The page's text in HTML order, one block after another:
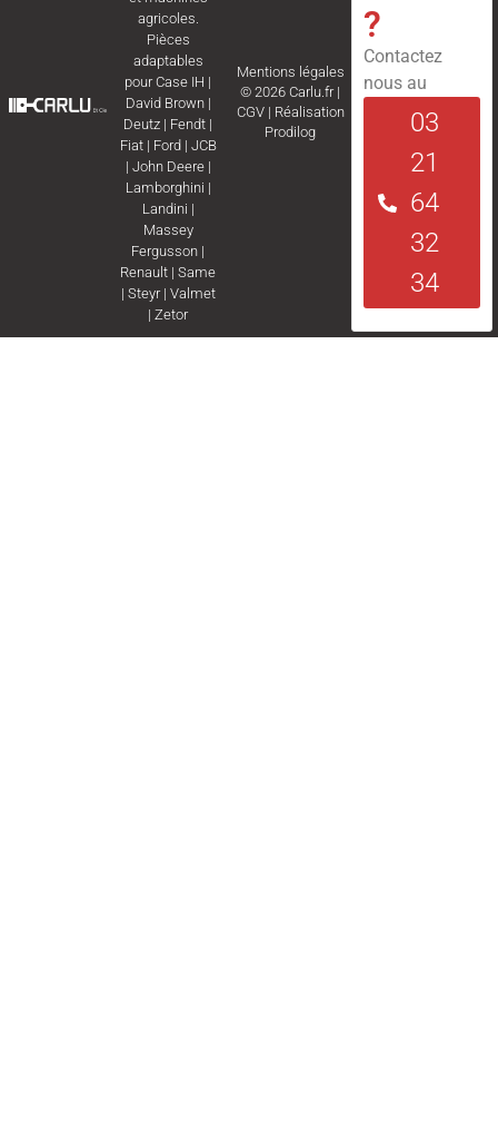
agricoles.
Pièces
adaptables
pourCase IH |
David Brown|
Deutz | Fendt |
Fiat| Ford | JCB
| John Deere|
Lamborghini |
Landini |
Massey
Fergusson |
Renault |Same
| Steyr| Valmet
|Zetor
Mentions légales
© 2026 Carlu.fr |
CGV| Réalisation
Prodilog
?
Contactez
nous au
03
21
64
32
34